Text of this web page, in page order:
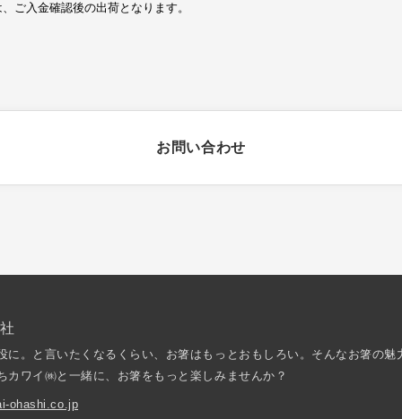
ご入金確認後の出荷となります。
お問い合わせ
に。と言いたくなるくらい、お箸はもっとおもしろい。そんなお箸の魅
カワイ㈱と一緒に、お箸をもっと楽しみませんか？
ohashi.co.jp